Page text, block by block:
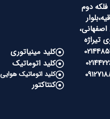
دوم
کلید مینیاتوری
کلید اتوماتیک
کلید اتوماتیک هوایی
کنتاکتور